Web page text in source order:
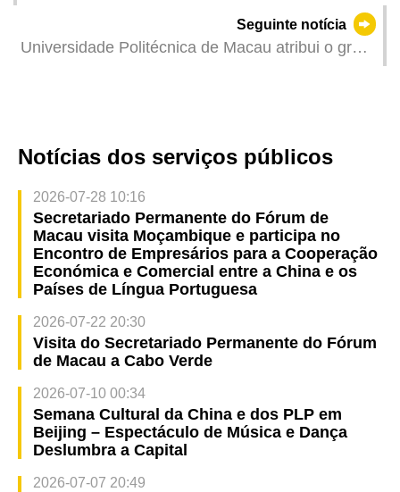
representantes que foram confirmados
Seguinte notícia
Universidade Politécnica de Macau atribui o grau
Notícias dos serviços públicos
2026-07-28 10:16
Secretariado Permanente do Fórum de
Macau visita Moçambique e participa no
Encontro de Empresários para a Cooperação
Económica e Comercial entre a China e os
Países de Língua Portuguesa
2026-07-22 20:30
Visita do Secretariado Permanente do Fórum
de Macau a Cabo Verde
2026-07-10 00:34
Semana Cultural da China e dos PLP em
Beijing – Espectáculo de Música e Dança
Deslumbra a Capital
2026-07-07 20:49